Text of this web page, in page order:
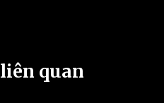
quan